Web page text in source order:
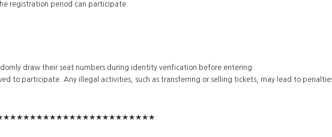
registration period can participate.
draw their seat numbers during identity verification before entering.
to participate. Any illegal activities, such as transferring or selling tickets, may lead to